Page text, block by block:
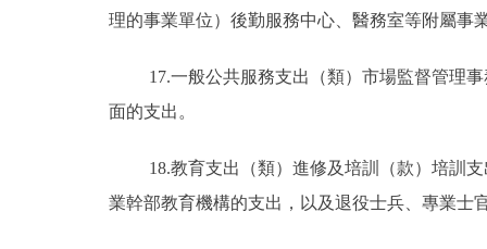
理的事業單位）後勤服務中心、醫務室等附屬事
17.一般公共服務支出（類）市場監督管理
面的支出。
18.教育支出（類）進修及培訓（款）培訓
業幹部教育機構的支出，以及退役士兵、專業士